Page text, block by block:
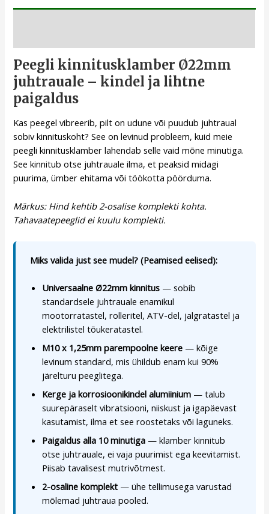
Peegli kinnitusklamber Ø22mm
juhtrauale – kindel ja lihtne
paigaldus
Kas peegel vibreerib, pilt on udune või puudub juhtraual
sobiv kinnituskoht? See on levinud probleem, kuid meie
peegli kinnitusklamber lahendab selle vaid mõne minutiga.
See kinnitub otse juhtrauale ilma, et peaksid midagi
puurima, ümber ehitama või töökotta pöörduma.
Märkus: Hind kehtib 2-osalise komplekti kohta.
Tahavaatepeeglid ei kuulu komplekti.
Miks valida just see mudel? (Peamised eelised):
Universaalne Ø22mm kinnitus — sobib
standardsele juhtrauale enamikul
mootorratastel, rolleritel, ATV-del, jalgratastel ja
elektrilistel tõukeratastel.
M10 x 1,25mm parempoolne keere — kõige
levinum standard, mis ühildub enam kui 90%
järelturu peeglitega.
Kerge ja korrosioonikindel alumiinium — talub
suurepäraselt vibratsiooni, niiskust ja igapäevast
kasutamist, ilma et see roostetaks või laguneks.
Paigaldus alla 10 minutiga — klamber kinnitub
otse juhtrauale, ei vaja puurimist ega keevitamist.
Piisab tavalisest mutrivõtmest.
2-osaline komplekt — ühe tellimusega varustad
mõlemad juhtraua pooled.